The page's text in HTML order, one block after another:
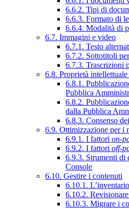
6.6.2. Tipi di
6.6.3. Formato di
6.6.4. Modalità di
6.7. Immagini e video
6.7.1. Testo
6.7.2. Sottotitoli
6.7.3. Trascrizioni
6.8. Proprietà
6.8.1.
Pubblica
6.8.2.
dalla Pubblica
6.8.3. Consenso
6.9. Ottimizzazione per i
6.9.1. I fattori on-
6.9.2. I fattori off-
6.9.3. Strumenti di
Console
6.10. Gestire i contenuti
6.10.1.
6.10.2.
6.10.3. Migrare i